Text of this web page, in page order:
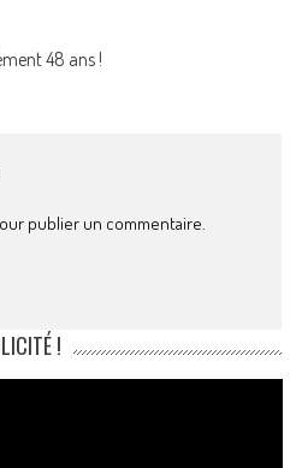
48 ans !
publier un commentaire.
!